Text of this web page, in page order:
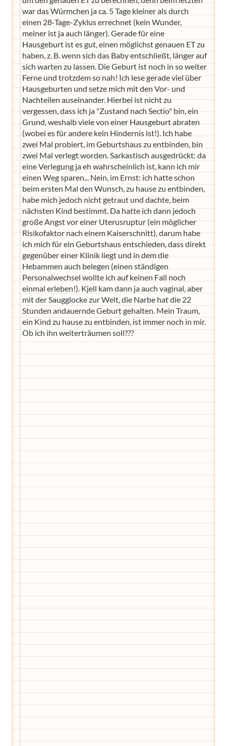
war das Würmchen ja ca. 5 Tage kleiner als durch
einen 28-Tage-Zyklus errechnet (kein Wunder,
meiner ist ja auch länger). Gerade für eine
Hausgeburt ist es gut, einen möglichst genauen ET zu
haben, z. B. wenn sich das Baby entschließt, länger auf
sich warten zu lassen. Die Geburt ist noch in so weiter
Ferne und trotzdem so nah! Ich lese gerade viel über
Hausgeburten und setze mich mit den Vor- und
Nachteilen auseinander. Hierbei ist nicht zu
vergessen, dass ich ja "Zustand nach Sectio" bin, ein
Grund, weshalb viele von einer Hausgeburt abraten
(wobei es für andere kein Hindernis ist!). Ich habe
zwei Mal probiert, im Geburtshaus zu entbinden, bin
zwei Mal verlegt worden. Sarkastisch ausgedrückt: da
eine Verlegung ja eh wahrscheinlich ist, kann ich mir
einen Weg sparen... Nein, im Ernst: ich hatte schon
beim ersten Mal den Wunsch, zu hause zu entbinden,
habe mich jedoch nicht getraut und dachte, beim
nächsten Kind bestimmt. Da hatte ich dann jedoch
große Angst vor einer Uterusruptur (ein möglicher
Risikofaktor nach einem Kaiserschnitt), darum habe
ich mich für ein Geburtshaus entschieden, dass direkt
gegenüber einer Klinik liegt und in dem die
Hebammen auch belegen (einen ständigen
Personalwechsel wollte ich auf keinen Fall noch
einmal erleben!). Kjell kam dann ja auch vaginal, aber
mit der Saugglocke zur Welt, die Narbe hat die 22
Stunden andauernde Geburt gehalten. Mein Traum,
ein Kind zu hause zu entbinden, ist immer noch in mir.
Ob ich ihn weiterträumen soll???